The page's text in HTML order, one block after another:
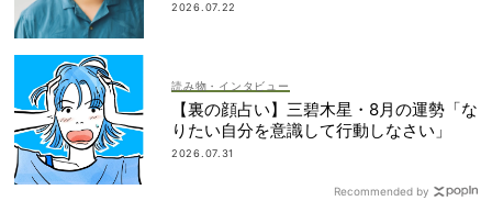
2026.07.22
読み物・インタビュー
【裏の顔占い】三碧木星・8月の運勢「な
りたい自分を意識して行動しなさい」
2026.07.31
Recommended by